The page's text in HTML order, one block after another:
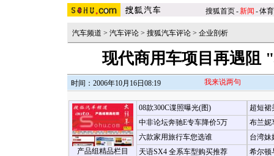
搜狐首页-新闻 -体育
汽车频道 > 汽车评论 > 搜狐汽车评论 > 企业剖析
现代商用车项目再遇阻
时间：2006年10月16日08:19 我来说两句
产品组精品栏目
08款300C谍照曝光(图)
中非论坛奔驰E专车降价5万
六款家用旅行车您选谁
天语SX4 全系车型购买推荐
超短裙
布兰妮
台湾妹
希尔顿